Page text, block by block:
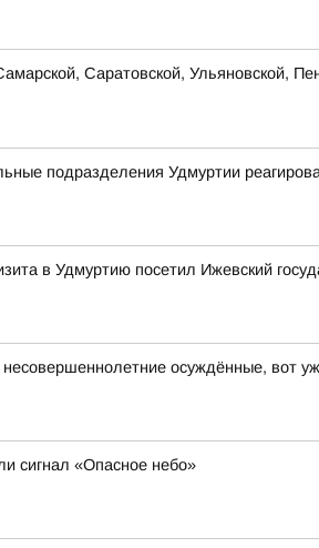
Саратовской, Ульяновской,
подразделения Удмуртии
в Удмуртию посетил Ижевский
осуждённые, вот
сигнал «Опасное небо»